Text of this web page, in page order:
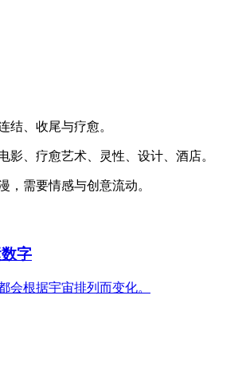
结、收尾与疗愈。
影、疗愈艺术、灵性、设计、酒店。
，需要情感与创意流动。
字
会根据宇宙排列而变化。